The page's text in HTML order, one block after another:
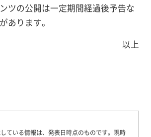
ツの公開は一定期間経過後予告な
あります。
以上
ている情報は、発表日時点のものです。 現時